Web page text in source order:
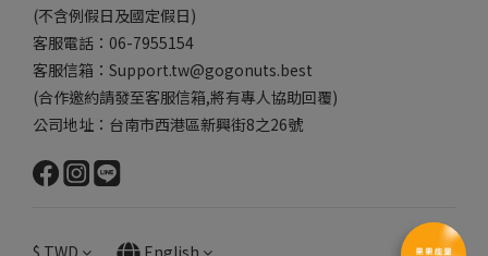
(不含例假日及國定假日)
客服電話：06-7955154
客服信箱：Support.tw@gogonuts.best
(合作邀約請發至客服信箱,將有專人協助回覆)
公司地址：台南市西港區新興街8之26號
$ TWD English